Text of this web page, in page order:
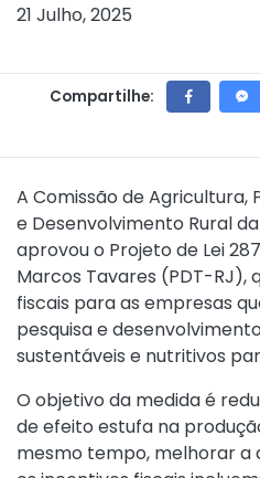
21 Julho, 2025
Compartilhe:
A Comissão de Agricultura,
e Desenvolvimento Rural
aprovou o Projeto de Lei
Marcos Tavares (PDT-RJ),
fiscais para as empresas
pesquisa e
sustentáveis e nutritivos
O objetivo da medida é
de efeito estufa na
mesmo tempo, melhorar a